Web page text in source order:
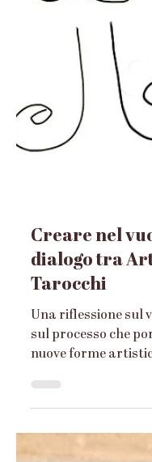
Creare nel
dialogo tra
Tarocchi
Una riflessione sul
sul processo che
nuove forme